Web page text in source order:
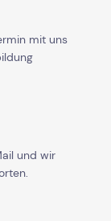
mit uns
und wir